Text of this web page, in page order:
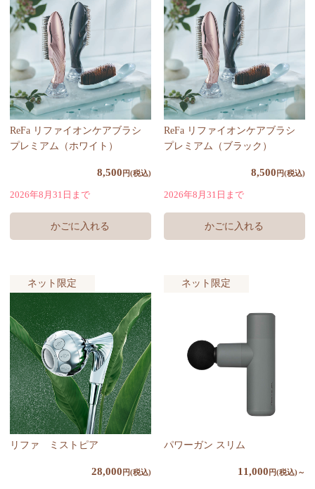
ReFa リファイオンケアブラシ
プレミアム（ホワイト）
8,500 円(税込)
2026年8月31日まで
ReFa リファイオンケアブラシ
プレミアム（ブラック）
8,500 円(税込)
2026年8月31日まで
ネット限定
リファ ミストピア
28,000 円(税込)
ネット限定
パワーガン スリム
11,000 円(税込)～